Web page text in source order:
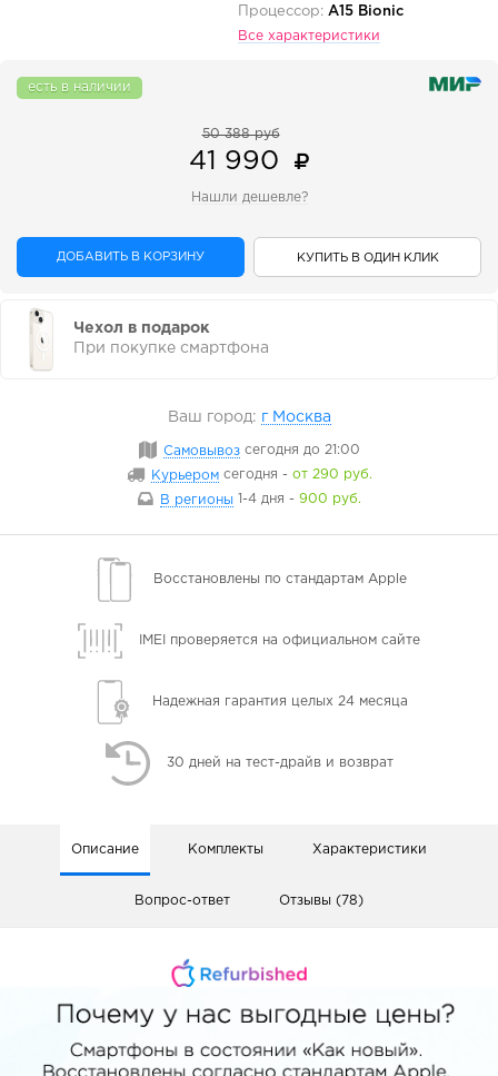
Процессор: A15 Bionic
Все характеристики
есть в наличии
50 388 руб
41 990
Нашли дешевле?
ДОБАВИТЬ В КОРЗИНУ КУПИТЬ В ОДИН КЛИК
Чехол в подарок
При покупке смартфона
Ваш город: г Москва
Самовывоз сегодня до 21:00
Курьером сегодня - от 290 руб.
В регионы
1-4 дня - 900 руб.
Восстановлены по стандартам Apple
IMEI проверяется на официальном сайте
Надежная гарантия целых 24 месяца
30 дней на тест-драйв и возврат
Описание Комплекты Характеристики
Вопрос-ответ Отзывы (78)